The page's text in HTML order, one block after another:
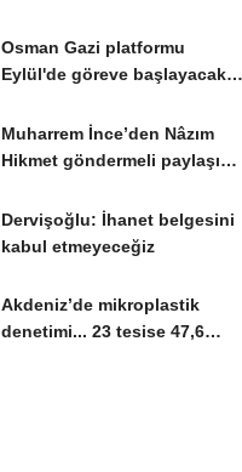
Osman Gazi platformu
Eylül'de göreve başlayacak...
Muharrem İnce’den Nâzım
Hikmet göndermeli paylaşım:
Dervişoğlu: İhanet belgesini
kabul etmeyeceğiz
Akdeniz’de mikroplastik
denetimi... 23 tesise 47,6